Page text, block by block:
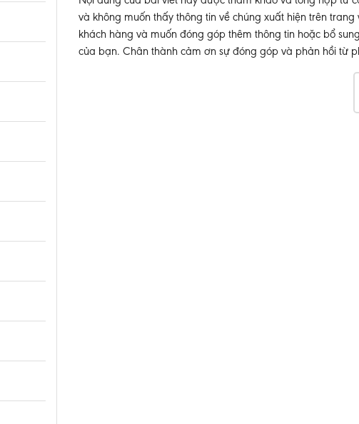
và không muốn thấy thông tin về chúng xuất hiện trên
khách hàng và muốn đóng góp thêm thông tin hoặc bổ
của bạn. Chân thành cảm ơn sự đóng góp và phản hồi từ